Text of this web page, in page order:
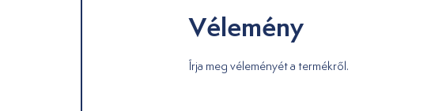
Vélemény
Írja meg véleményét a termékről.